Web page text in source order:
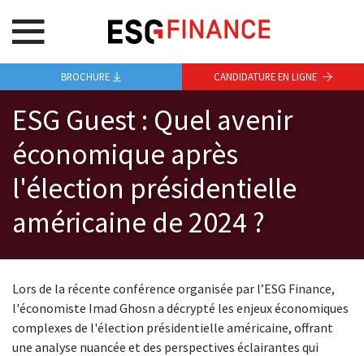
ESG Guest : Quel avenir
économique après
l'élection présidentielle
américaine de 2024 ?
Lors de la récente conférence organisée par l’ESG Finance,
l'économiste Imad Ghosn a décrypté les enjeux économiques
complexes de l'élection présidentielle américaine, offrant
une analyse nuancée et des perspectives éclairantes qui
BROCHURE CANDIDATURE EN LIGNE